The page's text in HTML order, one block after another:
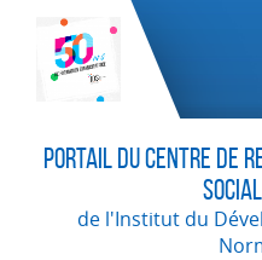
Portail du Centre de
de l'Institut du